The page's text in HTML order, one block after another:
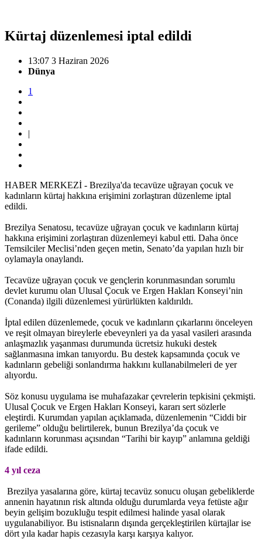
Kürtaj düzenlemesi iptal edildi
13:07 3 Haziran 2026
Dünya
1
|
HABER MERKEZİ - Brezilya'da tecavüze uğrayan çocuk ve
kadınların kürtaj hakkına erişimini zorlaştıran düzenleme iptal
edildi.
Brezilya Senatosu, tecavüze uğrayan çocuk ve kadınların kürtaj
hakkına erişimini zorlaştıran düzenlemeyi kabul etti. Daha önce
Temsilciler Meclisi’nden geçen metin, Senato’da yapılan hızlı bir
oylamayla onaylandı.
Tecavüze uğrayan çocuk ve gençlerin korunmasından sorumlu
devlet kurumu olan Ulusal Çocuk ve Ergen Hakları Konseyi’nin
(Conanda) ilgili düzenlemesi yürürlükten kaldırıldı.
İptal edilen düzenlemede, çocuk ve kadınların çıkarlarını önceleyen
ve reşit olmayan bireylerle ebeveynleri ya da yasal vasileri arasında
anlaşmazlık yaşanması durumunda ücretsiz hukuki destek
sağlanmasına imkan tanıyordu. Bu destek kapsamında çocuk ve
kadınların gebeliği sonlandırma hakkını kullanabilmeleri de yer
alıyordu.
Söz konusu uygulama ise muhafazakar çevrelerin tepkisini çekmişti.
Ulusal Çocuk ve Ergen Hakları Konseyi, kararı sert sözlerle
eleştirdi. Kurumdan yapılan açıklamada, düzenlemenin “Ciddi bir
gerileme” olduğu belirtilerek, bunun Brezilya’da çocuk ve
kadınların korunması açısından “Tarihi bir kayıp” anlamına geldiği
ifade edildi.
4 yıl ceza
Brezilya yasalarına göre, kürtaj tecavüz sonucu oluşan gebeliklerde
annenin hayatının risk altında olduğu durumlarda veya fetüste ağır
beyin gelişim bozukluğu tespit edilmesi halinde yasal olarak
uygulanabiliyor. Bu istisnaların dışında gerçekleştirilen kürtajlar ise
dört yıla kadar hapis cezasıyla karşı karşıya kalıyor.